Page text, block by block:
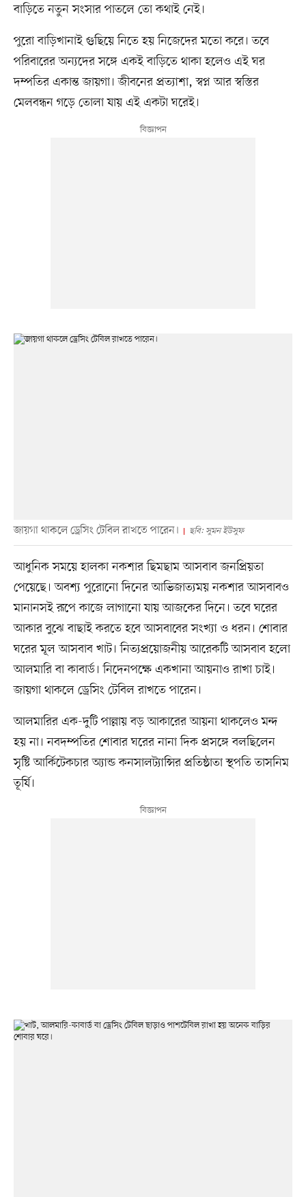
বাড়িতে নতুন সংসার পাতলে তো কথাই নেই।
পুরো বাড়িখানাই গুছিয়ে নিতে হয় নিজেদের মতো করে। তবে
পরিবারের অন্যদের সঙ্গে একই বাড়িতে থাকা হলেও এই ঘর
দম্পতির একান্ত জায়গা। জীবনের প্রত্যাশা, স্বপ্ন আর স্বস্তির
মেলবন্ধন গড়ে তোলা যায় এই একটা ঘরেই।
জায়গা থাকলে ড্রেসিং টেবিল রাখতে পারেন। ছবি: সুমন ইউসুফ
আধুনিক সময়ে হালকা নকশার ছিমছাম আসবাব জনপ্রিয়তা
পেয়েছে। অবশ্য পুরোনো দিনের আভিজাত্যময় নকশার আসবাবও
মানানসই রূপে কাজে লাগানো যায় আজকের দিনে। তবে ঘরের
আকার বুঝে বাছাই করতে হবে আসবাবের সংখ্যা ও ধরন। শোবার
ঘরের মূল আসবাব খাট। নিত্যপ্রয়োজনীয় আরেকটি আসবাব হলো
আলমারি বা কাবার্ড। নিদেনপক্ষে একখানা আয়নাও রাখা চাই।
জায়গা থাকলে ড্রেসিং টেবিল রাখতে পারেন।
আলমারির এক-দুটি পাল্লায় বড় আকারের আয়না থাকলেও মন্দ
হয় না। নবদম্পতির শোবার ঘরের নানা দিক প্রসঙ্গে বলছিলেন
সৃষ্টি আর্কিটেকচার অ্যান্ড কনসালট্যান্সির প্রতিষ্ঠাতা স্থপতি তাসনিম
তূর্যি।